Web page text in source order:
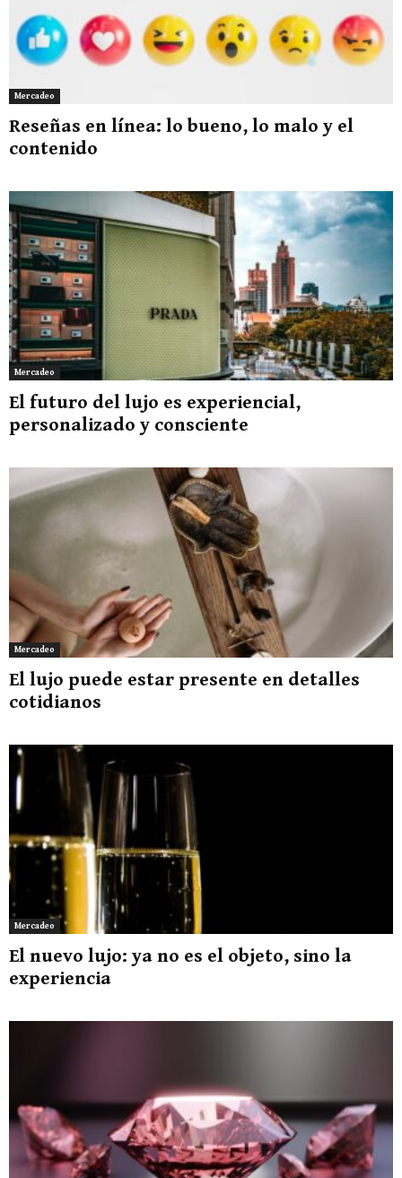
Mercadeo
Reseñas en línea: lo bueno, lo malo y el
contenido
Mercadeo
El futuro del lujo es experiencial,
personalizado y consciente
Mercadeo
El lujo puede estar presente en detalles
cotidianos
Mercadeo
El nuevo lujo: ya no es el objeto, sino la
experiencia